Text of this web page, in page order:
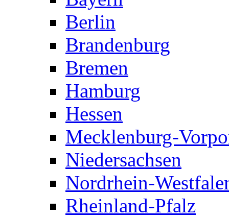
Berlin
Brandenburg
Bremen
Hamburg
Hessen
Mecklenburg-
Niedersachsen
Nordrhein-
Rheinland-Pfalz